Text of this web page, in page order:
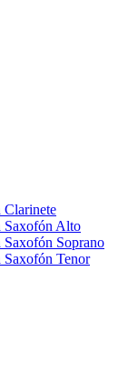
Clarinete
Saxofón Alto
Saxofón Soprano
Saxofón Tenor